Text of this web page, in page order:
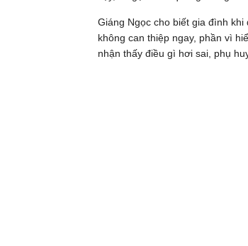
Giáng Ngọc cho biết gia đình
không can thiệp ngay, phần vì
nhận thấy điều gì hơi sai, phụ